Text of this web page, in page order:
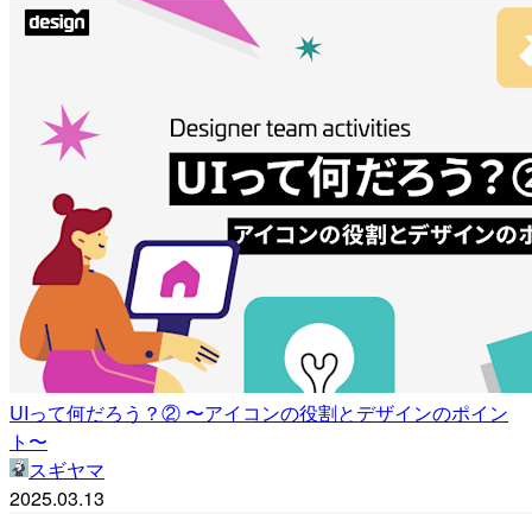
UIって何だろう？② 〜アイコンの役割とデザインのポイン
ト〜
スギヤマ
2025.03.13